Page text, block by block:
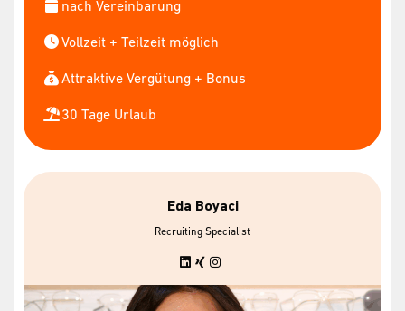
nach Vereinbarung
Vollzeit + Teilzeit möglich
Attraktive Vergütung + Bonus
30 Tage Urlaub
Eda Boyaci
Recruiting Specialist